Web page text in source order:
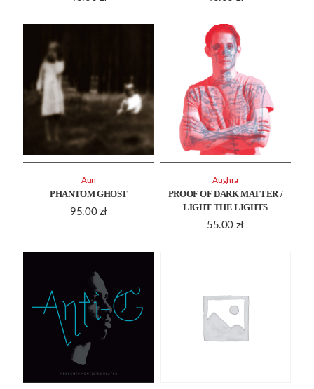
PHANTOM GHOST
95.00 zł
Aun
PROOF OF DARK MATTER /
LIGHT THE LIGHTS
55.00 zł
Aughra